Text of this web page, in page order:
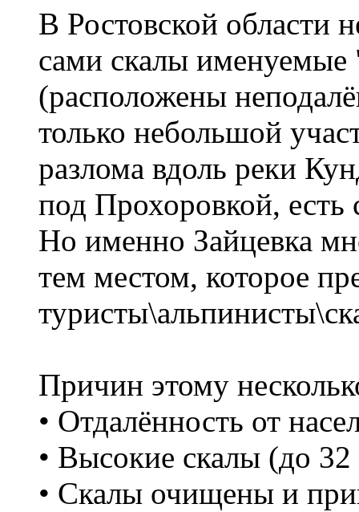
В Ростовской области
сами скалы именуемые
(расположены
только небольшой
разлома вдоль реки
под Прохоровкой,
Но именно Зайцевка
тем местом, которое
Причин этому
• Отдалённость от
• Высокие скалы (до
• Скалы очищены и